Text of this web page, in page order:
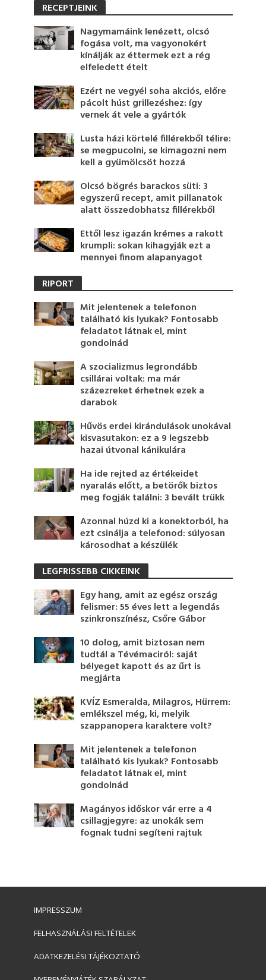
RECEPTJEINK
Nagymamáink lenézett, olcsó
fogása volt, ma vagyonokért
kínálják az éttermek ezt a rég
elfeledett ételt
Ezért ne vegyél soha akciós, előre
pácolt húst grillezéshez: így
vernek át vele a gyártók
Lusta házi körtelé fillérekből télire:
se megpucolni, se kimagozni nem
kell a gyümölcsöt hozzá
Olcsó bögrés barackos süti: 3
egyszerű recept, amit pillanatok
alatt összedobhatsz fillérekből
Ettől lesz igazán krémes a rakott
krumpli: sokan kihagyják ezt a
mennyei finom alapanyagot
RIPORT
Mit jelentenek a telefonon
található kis lyukak? Fontosabb
feladatot látnak el, mint
gondolnád
A szocializmus legrondább
csillárai voltak: ma már
százezreket érhetnek ezek a
darabok
Hűvös erdei kirándulások unokával
kisvasutakon: ez a 9 legszebb
hazai útvonal kánikulára
Ha ide rejted az értékeidet
nyaralás előtt, a betörők biztos
meg fogják találni: 3 bevált trükk
Azonnal húzd ki a konektorból, ha
ezt csinálja a telefonod: súlyosan
károsodhat a készülék
LEGFRISSEBB CIKKEINK
Egy hang, amit az egész ország
felismer: 55 éves lett a legendás
szinkronszínész, Csőre Gábor
10 dolog, amit biztosan nem
tudtál a Tévémaciról: saját
bélyeget kapott és az űrt is
megjárta
KVÍZ Esmeralda, Milagros, Hürrem:
emlékszel még, ki, melyik
szappanopera karaktere volt?
Mit jelentenek a telefonon
található kis lyukak? Fontosabb
feladatot látnak el, mint
gondolnád
Magányos időskor vár erre a 4
csillagjegyre: az unokák sem
fognak tudni segíteni rajtuk
IMPRESSZUM
FELHASZNÁLÁSI FELTÉTELEK
ADATKEZELÉSI TÁJÉKOZTATÓ